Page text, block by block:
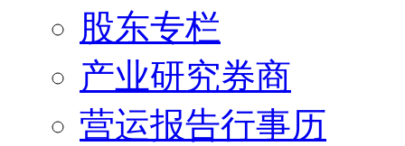
股东专栏
产业研究券商
营运报告行事历